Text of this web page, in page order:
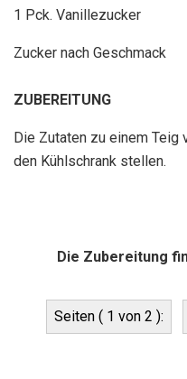
1 Pck. Vanillezucker
Zucker nach Geschmack
ZUBEREITUNG
Die Zutaten zu einem Teig
den Kühlschrank stellen.
Die Zubereitung
Seiten ( 1 von 2 ):